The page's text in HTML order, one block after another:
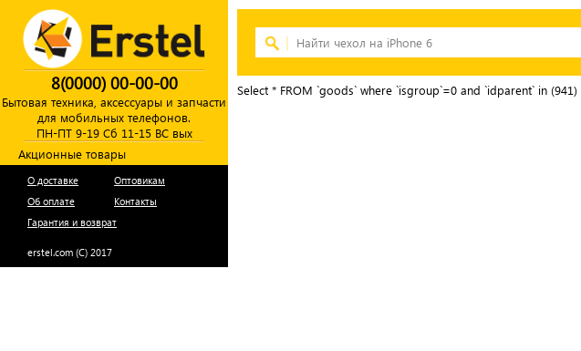
8(0000) 00-00-00
Бытовая техника, аксессуары и запчасти
для мобильных телефонов.
ПН-ПТ 9-19 Сб 11-15 ВС вых
Акционные товары
О доставке
Оптовикам
Об оплате
Контакты
Гарантия и возврат
erstel.com (C) 2017
Select * FROM `goods` where `isgroup`=0 and `idparent` in (941)